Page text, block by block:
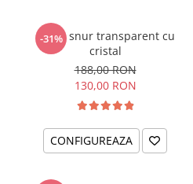
-31%
Colier snur transparent cu
cristal
188,00 RON
130,00 RON
CONFIGUREAZA